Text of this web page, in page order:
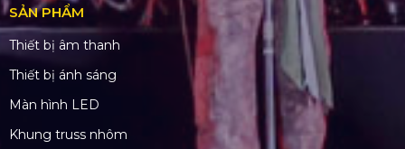
SẢN PHẨM
Thiết bị âm thanh
Thiết bị ánh sáng
Màn hình LED
Khung truss nhôm